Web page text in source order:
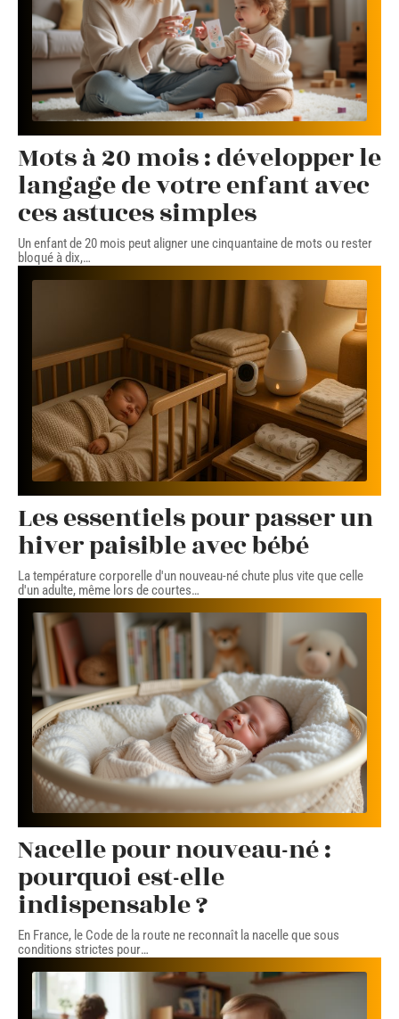
Mots à 20 mois : développer le
langage de votre enfant avec
ces astuces simples
Un enfant de 20 mois peut aligner une cinquantaine de mots ou rester
bloqué à dix,…
Les essentiels pour passer un
hiver paisible avec bébé
La température corporelle d'un nouveau-né chute plus vite que celle
d'un adulte, même lors de courtes…
Nacelle pour nouveau-né :
pourquoi est-elle
indispensable ?
En France, le Code de la route ne reconnaît la nacelle que sous
conditions strictes pour…